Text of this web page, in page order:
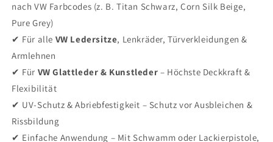
nach VW Farbcodes (z. B. Titan Schwarz, Corn Silk Beige,
Pure Grey)
✔ Für alle VW Ledersitze, Lenkräder, Türverkleidungen &
Armlehnen
✔ Für VW Glattleder & Kunstleder – Höchste Deckkraft &
Flexibilität
✔ UV-Schutz & Abriebfestigkeit – Schutz vor Ausbleichen &
Rissbildung
✔ Einfache Anwendung – Mit Schwamm oder Lackierpistole,